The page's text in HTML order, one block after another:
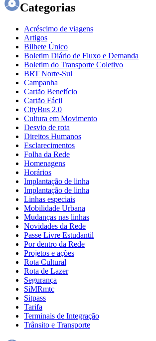
Categorias
Acréscimo de viagens
Artigos
Bilhete Único
Boletim Diário de Fluxo e Demanda
Boletim do Transporte Coletivo
BRT Norte-Sul
Campanha
Cartão Benefício
Cartão Fácil
CityBus 2.0
Cultura em Movimento
Desvio de rota
Direitos Humanos
Esclarecimentos
Folha da Rede
Homenagens
Horários
Implantação de linha
Implantação de linha
Linhas especiais
Mobilidade Urbana
Mudanças nas linhas
Novidades da Rede
Passe Livre Estudantil
Por dentro da Rede
Projetos e ações
Rota Cultural
Rota de Lazer
Segurança
SiMRmtc
Sitpass
Tarifa
Terminais de Integração
Trânsito e Transporte